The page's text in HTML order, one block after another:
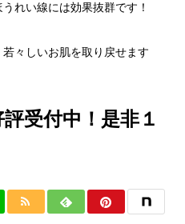
れい線には効果抜群です！
々しいお肌を取り戻せます
受付中！是非１